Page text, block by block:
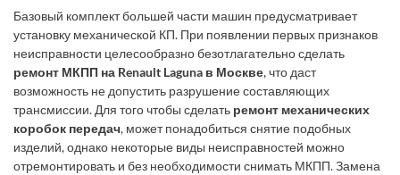
Базовый комплект большей части машин предусматривает
установку механической КП. При появлении первых признаков
неисправности целесообразно безотлагательно сделать
ремонт МКПП на Renault Laguna в Москве, что даст
возможность не допустить разрушение составляющих
трансмиссии. Для того чтобы сделать ремонт механических
коробок передач, может понадобиться снятие подобных
изделий, однако некоторые виды неисправностей можно
отремонтировать и без необходимости снимать МКПП. Замена